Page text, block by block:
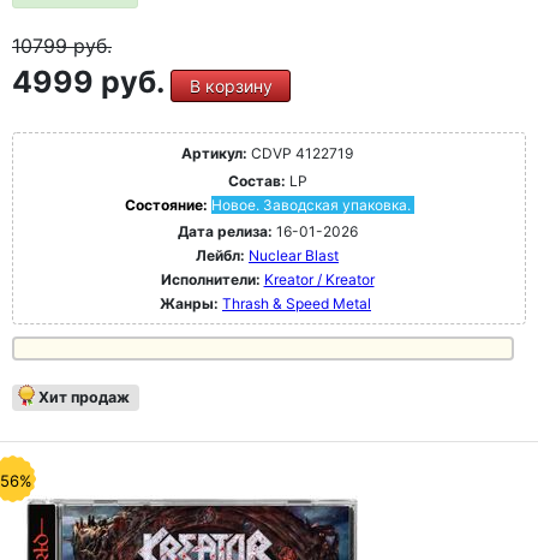
10799руб.
4999 руб. В корзину
Артикул: CDVP 4122719
Состав: LP
Состояние: Новое. Заводская упаковка.
Дата релиза: 16-01-2026
Лейбл: Nuclear Blast
Исполнители: Kreator / Kreator
Жанры: Thrash & Speed Metal
Хит продаж